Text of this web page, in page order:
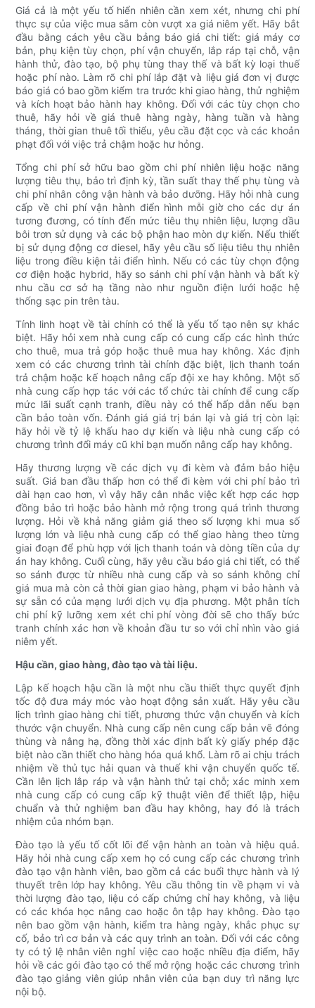
Giá cả là một yếu tố hiển nhiên cần xem xét, nhưng chi phí
thực sự của việc mua sắm còn vượt xa giá niêm yết. Hãy bắt
đầu bằng cách yêu cầu bảng báo giá chi tiết: giá máy cơ
bản, phụ kiện tùy chọn, phí vận chuyển, lắp ráp tại chỗ, vận
hành thử, đào tạo, bộ phụ tùng thay thế và bất kỳ loại thuế
hoặc phí nào. Làm rõ chi phí lắp đặt và liệu giá đơn vị được
báo giá có bao gồm kiểm tra trước khi giao hàng, thử nghiệm
và kích hoạt bảo hành hay không. Đối với các tùy chọn cho
thuê, hãy hỏi về giá thuê hàng ngày, hàng tuần và hàng
tháng, thời gian thuê tối thiểu, yêu cầu đặt cọc và các khoản
phạt đối với việc trả chậm hoặc hư hỏng.
Tổng chi phí sở hữu bao gồm chi phí nhiên liệu hoặc năng
lượng tiêu thụ, bảo trì định kỳ, tần suất thay thế phụ tùng và
chi phí nhân công vận hành và bảo dưỡng. Hãy hỏi nhà cung
cấp về chi phí vận hành điển hình mỗi giờ cho các dự án
tương đương, có tính đến mức tiêu thụ nhiên liệu, lượng dầu
bôi trơn sử dụng và các bộ phận hao mòn dự kiến. Nếu thiết
bị sử dụng động cơ diesel, hãy yêu cầu số liệu tiêu thụ nhiên
liệu trong điều kiện tải điển hình. Nếu có các tùy chọn động
cơ điện hoặc hybrid, hãy so sánh chi phí vận hành và bất kỳ
nhu cầu cơ sở hạ tầng nào như nguồn điện lưới hoặc hệ
thống sạc pin trên tàu.
Tính linh hoạt về tài chính có thể là yếu tố tạo nên sự khác
biệt. Hãy hỏi xem nhà cung cấp có cung cấp các hình thức
cho thuê, mua trả góp hoặc thuê mua hay không. Xác định
xem có các chương trình tài chính đặc biệt, lịch thanh toán
trả chậm hoặc kế hoạch nâng cấp đội xe hay không. Một số
nhà cung cấp hợp tác với các tổ chức tài chính để cung cấp
mức lãi suất cạnh tranh, điều này có thể hấp dẫn nếu bạn
cần bảo toàn vốn. Đánh giá giá trị bán lại và giá trị còn lại:
hãy hỏi về tỷ lệ khấu hao dự kiến ​​và liệu nhà cung cấp có
chương trình đổi máy cũ khi bạn muốn nâng cấp hay không.
Hãy thương lượng về các dịch vụ đi kèm và đảm bảo hiệu
suất. Giá ban đầu thấp hơn có thể đi kèm với chi phí bảo trì
dài hạn cao hơn, vì vậy hãy cân nhắc việc kết hợp các hợp
đồng bảo trì hoặc bảo hành mở rộng trong quá trình thương
lượng. Hỏi về khả năng giảm giá theo số lượng khi mua số
lượng lớn và liệu nhà cung cấp có thể giao hàng theo từng
giai đoạn để phù hợp với lịch thanh toán và dòng tiền của dự
án hay không. Cuối cùng, hãy yêu cầu báo giá chi tiết, có thể
so sánh được từ nhiều nhà cung cấp và so sánh không chỉ
giá mua mà còn cả thời gian giao hàng, phạm vi bảo hành và
sự sẵn có của mạng lưới dịch vụ địa phương. Một phân tích
chi phí kỹ lưỡng xem xét chi phí vòng đời sẽ cho thấy bức
tranh chính xác hơn về khoản đầu tư so với chỉ nhìn vào giá
niêm yết.
Hậu cần, giao hàng, đào tạo và tài liệu.
Lập kế hoạch hậu cần là một nhu cầu thiết thực quyết định
tốc độ đưa máy móc vào hoạt động sản xuất. Hãy yêu cầu
lịch trình giao hàng chi tiết, phương thức vận chuyển và kích
thước vận chuyển. Nhà cung cấp nên cung cấp bản vẽ đóng
thùng và nâng hạ, đồng thời xác định bất kỳ giấy phép đặc
biệt nào cần thiết cho hàng hóa quá khổ. Làm rõ ai chịu trách
nhiệm về thủ tục hải quan và thuế khi vận chuyển quốc tế.
Cần lên lịch lắp ráp và vận hành thử tại chỗ; xác minh xem
nhà cung cấp có cung cấp kỹ thuật viên để thiết lập, hiệu
chuẩn và thử nghiệm ban đầu hay không, hay đó là trách
nhiệm của nhóm bạn.
Đào tạo là yếu tố cốt lõi để vận hành an toàn và hiệu quả.
Hãy hỏi nhà cung cấp xem họ có cung cấp các chương trình
đào tạo vận hành viên, bao gồm cả các buổi thực hành và lý
thuyết trên lớp hay không. Yêu cầu thông tin về phạm vi và
thời lượng đào tạo, liệu có cấp chứng chỉ hay không, và liệu
có các khóa học nâng cao hoặc ôn tập hay không. Đào tạo
nên bao gồm vận hành, kiểm tra hàng ngày, khắc phục sự
cố, bảo trì cơ bản và các quy trình an toàn. Đối với các công
ty có tỷ lệ nhân viên nghỉ việc cao hoặc nhiều địa điểm, hãy
hỏi về các gói đào tạo có thể mở rộng hoặc các chương trình
đào tạo giảng viên giúp nhân viên của bạn duy trì năng lực
nội bộ.